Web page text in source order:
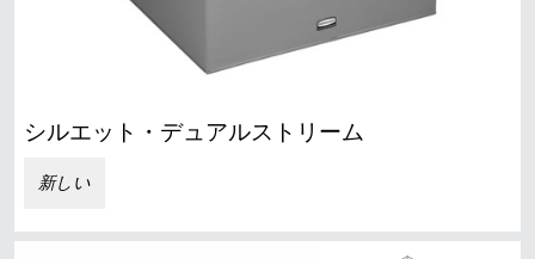
シルエット・デュアルストリーム
新しい